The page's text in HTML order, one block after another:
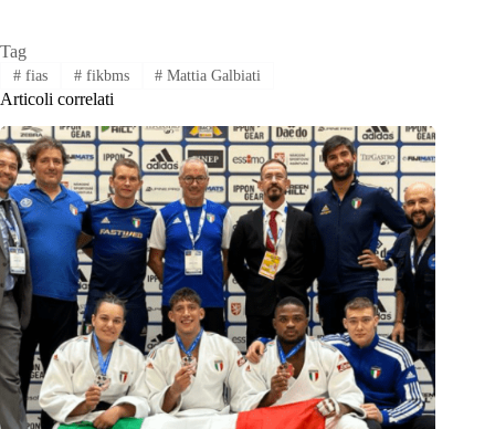
Tag
#fias #fikbms # Mattia Galbiati
Articoli correlati